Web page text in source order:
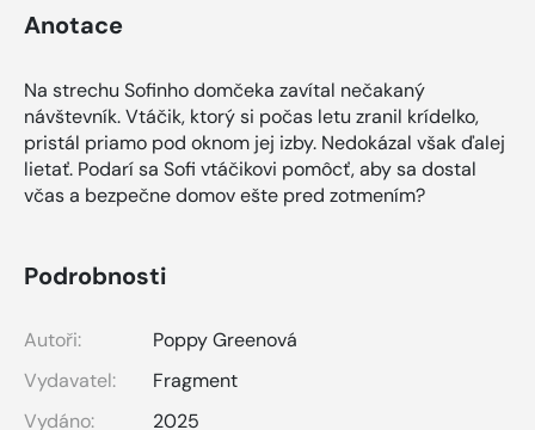
Anotace
Na strechu Sofinho domčeka zavítal nečakaný
návštevník. Vtáčik, ktorý si počas letu zranil krídelko,
pristál priamo pod oknom jej izby. Nedokázal však ďalej
lietať. Podarí sa Sofi vtáčikovi pomôcť, aby sa dostal
včas a bezpečne domov ešte pred zotmením?
Podrobnosti
Autoři:
Poppy Greenová
Vydavatel:
Fragment
Vydáno:
2025